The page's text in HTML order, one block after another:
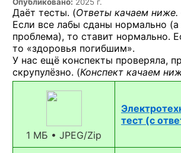
Даёт тесты. (Ответы качаем
Если все лабы сданы нормально (а
проблема), то ставит нормально.
то «здоровья погибшим».
У нас ещё конспекты проверяла,
скрупулёзно. (Конспект качаем
1 МБ • JPEG/Zip
тест (с